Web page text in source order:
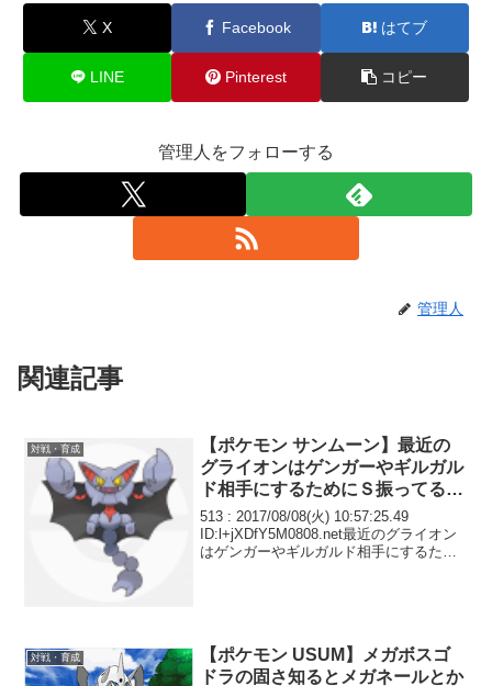
X Facebook はてブ
LINE Pinterest コピー
管理人をフォローする
管理人
関連記事
対戦・育成
【ポケモン サンムーン】最近の
グライオンはゲンガーやギルガル
ド相手にするためにＳ振ってる奴
が少なくて助かる
513 : 2017/08/08(火) 10:57:25.49
ID:l+jXDfY5M0808.net最近のグライオン
はゲンガーやギルガルド相手にするため
対戦・育成
【ポケモン USUM】メガボスゴ
ドラの固さ知るとメガネールとか